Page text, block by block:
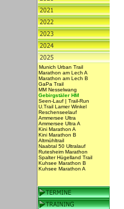
Munich Urban Trail
Marathon am Lech A
Marathon am Lech B
GaPa Trail
MM Nesselwang
Gebirgstäler HM
Seen-Lauf | Trail-Run
U.Trail Lamer Winkel
Reschenseelauf
Ammersee Ultra
Ammersee Ultra A
Kini Marathon A
Kini Marathon B
Altmühltrail
Naabtal 50 Ultralauf
Rutesheim Marathon
Spalter Hügelland Trail
Kuhsee Marathon B
Kuhsee Marathon A